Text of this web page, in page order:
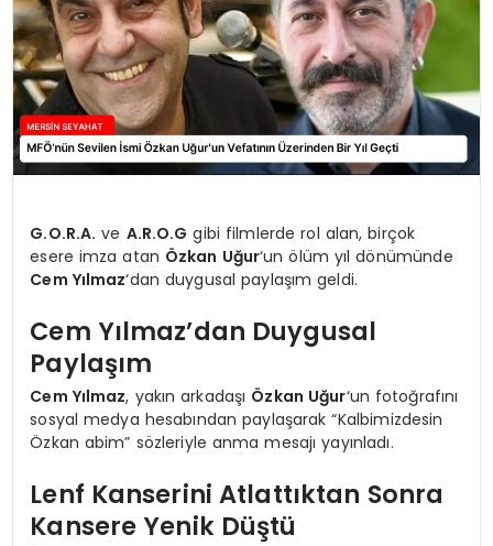
G.O.R.A. ve A.R.O.G gibi filmlerde rol alan, birçok
esere imza atan Özkan Uğur‘un ölüm yıl dönümünde
Cem Yılmaz‘dan duygusal paylaşım geldi.
Cem Yılmaz’dan Duygusal
Paylaşım
Cem Yılmaz, yakın arkadaşı Özkan Uğur‘un fotoğrafını
sosyal medya hesabından paylaşarak “Kalbimizdesin
Özkan abim” sözleriyle anma mesajı yayınladı.
Lenf Kanserini Atlattıktan Sonra
Kansere Yenik Düştü